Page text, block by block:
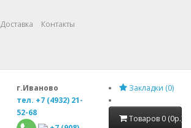
Доставка Контакты
г.Иваново
тел. +7 (4932) 21-
52-68
Закладки (0)
Товаров 0 (0р.)